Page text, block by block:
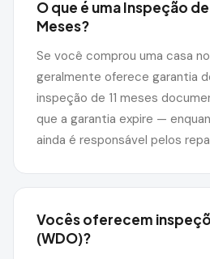
O que é uma Inspeção de
Meses?
Se você comprou uma casa
geralmente oferece garantia
inspeção de 11 meses
que a garantia expire —
ainda é responsável pelos
Vocês oferecem
(WDO)?